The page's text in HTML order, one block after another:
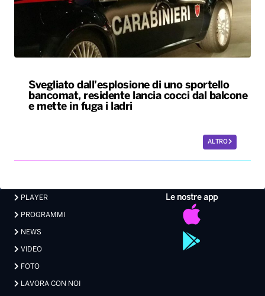
Svegliato dall’esplosione di uno sportello
bancomat, residente lancia cocci dal balcone
e mette in fuga i ladri
ALTRO
Le nostre app
PLAYER
PROGRAMMI
NEWS
VIDEO
FOTO
LAVORA CON NOI